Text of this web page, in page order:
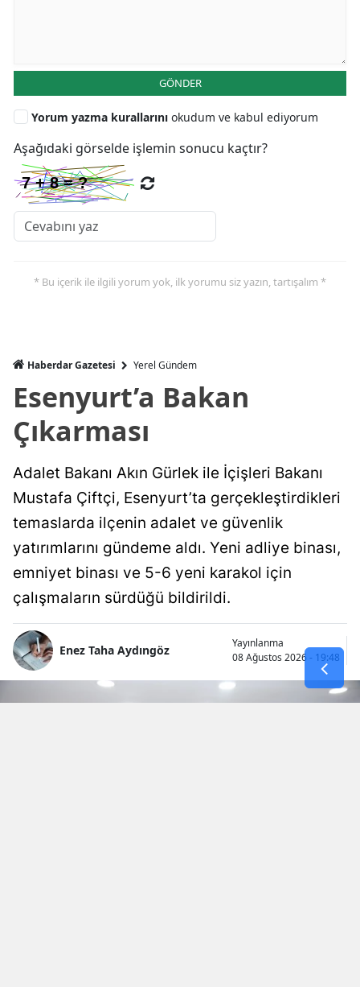
GÖNDER
Yorum yazma kurallarını okudum ve kabul ediyorum
Aşağıdaki görselde işlemin sonucu kaçtır?
* Bu içerik ile ilgili yorum yok, ilk yorumu siz yazın, tartışalım *
Haberdar Gazetesi Yerel Gündem
Esenyurt’a Bakan
Çıkarması
Adalet Bakanı Akın Gürlek ile İçişleri Bakanı
Mustafa Çiftçi, Esenyurt’ta gerçekleştirdikleri
temaslarda ilçenin adalet ve güvenlik
yatırımlarını gündeme aldı. Yeni adliye binası,
emniyet binası ve 5-6 yeni karakol için
çalışmaların sürdüğü bildirildi.
Enez Taha Aydıngöz
Yayınlanma
08 Ağustos 2026 - 19:48